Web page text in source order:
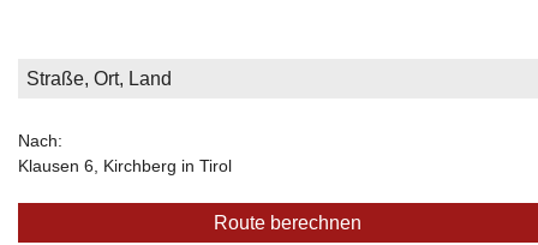
Nach:
Klausen 6, Kirchberg in Tirol